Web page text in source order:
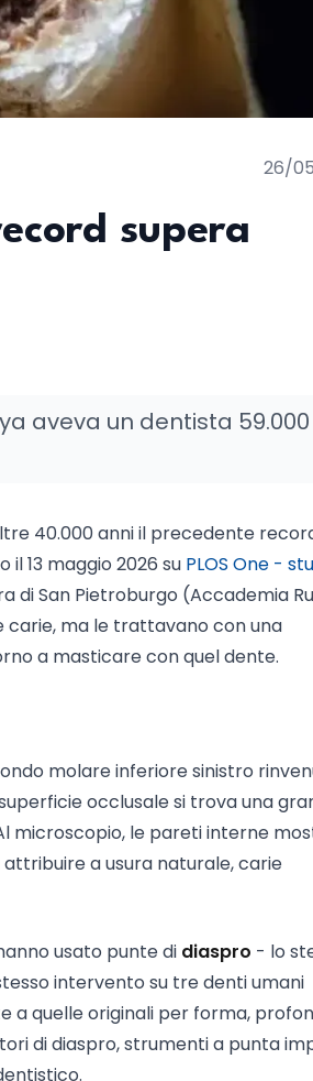
26/
supera
aveva un dentista
40.000 anni il precedente
13 maggio 2026 su PLOS One -
di San Pietroburgo (Accademia
carie, ma le trattavano con una
a masticare con quel dente.
molare inferiore sinistro
occlusale si trova una
microscopio, le pareti interne
a usura naturale, carie
usato punte di diaspro - lo
intervento su tre denti umani
quelle originali per forma,
di diaspro, strumenti a punta